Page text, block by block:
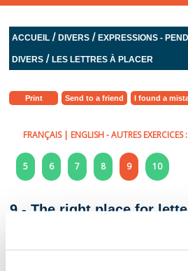
ACCUEIL /DIVERS /EXPRESSIONS -
DIVERS /LES LETTRES À PLACER
Print Send to a friend I found a
FRANÇAIS| ENGLISH- AUTRES EXERCICES :
5 6 7 8 9 10
9 - The right place for
French while